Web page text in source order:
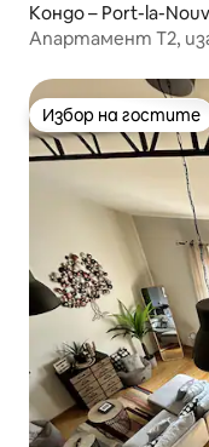
Кондо – Port-la-
Апартамент T2,
Избор на гостите
Избор на гостите